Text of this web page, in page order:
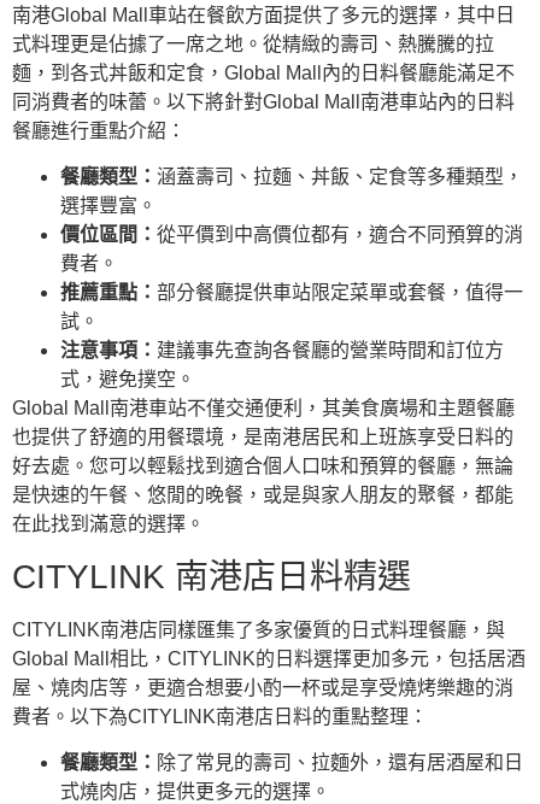
南港Global Mall車站在餐飲方面提供了多元的選擇，其中日
式料理更是佔據了一席之地。從精緻的壽司、熱騰騰的拉
麵，到各式丼飯和定食，Global Mall內的日料餐廳能滿足不
同消費者的味蕾。以下將針對Global Mall南港車站內的日料
餐廳進行重點介紹：
餐廳類型： 涵蓋壽司、拉麵、丼飯、定食等多種類型，
選擇豐富。
價位區間： 從平價到中高價位都有，適合不同預算的消
費者。
推薦重點： 部分餐廳提供車站限定菜單或套餐，值得一
試。
注意事項： 建議事先查詢各餐廳的營業時間和訂位方
式，避免撲空。
Global Mall南港車站不僅交通便利，其美食廣場和主題餐廳
也提供了舒適的用餐環境，是南港居民和上班族享受日料的
好去處。您可以輕鬆找到適合個人口味和預算的餐廳，無論
是快速的午餐、悠閒的晚餐，或是與家人朋友的聚餐，都能
在此找到滿意的選擇。
CITYLINK 南港店日料精選
CITYLINK南港店同樣匯集了多家優質的日式料理餐廳，與
Global Mall相比，CITYLINK的日料選擇更加多元，包括居酒
屋、燒肉店等，更適合想要小酌一杯或是享受燒烤樂趣的消
費者。以下為CITYLINK南港店日料的重點整理：
餐廳類型： 除了常見的壽司、拉麵外，還有居酒屋和日
式燒肉店，提供更多元的選擇。